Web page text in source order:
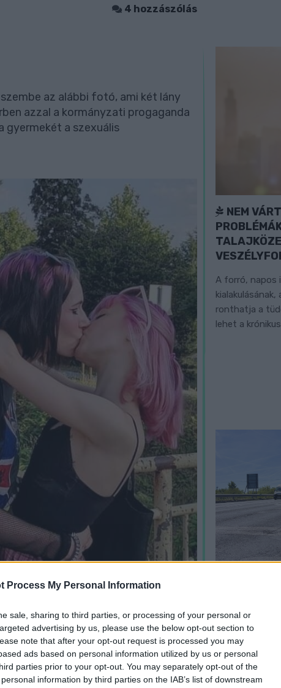
Process My Personal Information
sale, sharing to third parties, or processing of your personal or
advertising by us, please use the below opt-out section to
note that after your opt-out request is processed you may
ads based on personal information utilized by us or personal
parties prior to your opt-out. You may separately opt-out of the
information by third parties on the IAB’s list of downstream
4 hozzászólás
az alábbi fotó, ami két lány
azzal a kormányzati progaganda
gyermekét a szexuális
NEM
A forró, napos
ronthatja a
lehet a
IGAZI
ALATT
Hétfőn hajnali
használhatja
visszatérnek